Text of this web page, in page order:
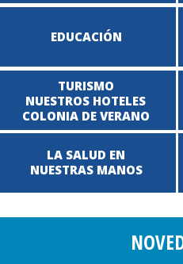
EDUCACIÓN
TURISMO
NUESTROS HOTELES
COLONIA DE VERANO
LA SALUD EN
NUESTRAS MANOS